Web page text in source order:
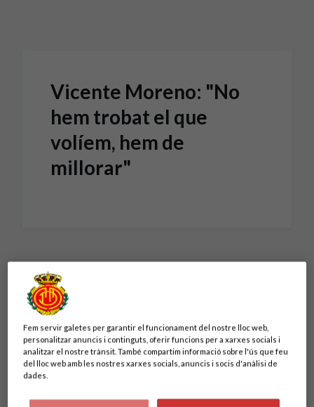
Vicente Moreno: "No
hem trobat el que
volíem, hem de
millorar"
Fem servir galetes per garantir el funcionament del nostre lloc web,
personalitzar anuncis i continguts, oferir funcions per a xarxes socials i
analitzar el nostre trànsit. També compartim informació sobre l'ús que feu
del lloc web amb les nostres xarxes socials, anuncis i socis d'anàlisi de
dades.